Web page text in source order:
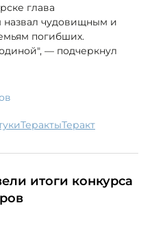
глава
назвал чудовищным и
погибших.
— подчеркнул
теракты теракт
итоги конкурса